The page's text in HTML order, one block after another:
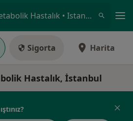
Yeni Doğan Metabolik Hastalık • Istanbul
Sigorta Harita
Hastalık, İstanbul